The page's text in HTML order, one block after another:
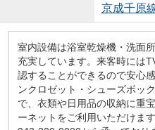
京成千原
室内設備は浴室乾燥機・洗面
充実しています。来客時には
認することができるので安心
ンクロゼット・シューズボッ
で、衣類や日用品の収納に重
ーネットをご利用いただけま